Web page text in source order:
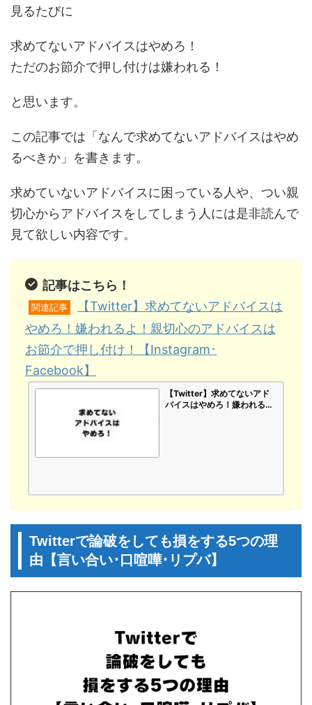
見るたびに
求めてないアドバイスはやめろ！
ただのお節介で押し付けは嫌われる！
と思います。
この記事では「なんで求めてないアドバイスはやめ
るべきか」を書きます。
求めていないアドバイスに困っている人や、つい親
切心からアドバイスをしてしまう人には是非読んで
見て欲しい内容です。
記事はこちら！
関連記事
【Twitter】求めてないアドバイスは
やめろ！嫌われるよ！親切心のアドバイスは
お節介で押し付け！【Instagram･
Facebook】
【Twitter】求めてないアド
バイスはやめろ！嫌われる
Twitterで論破をしても損をする5つの理
由【言い合い･口喧嘩･リプバ】